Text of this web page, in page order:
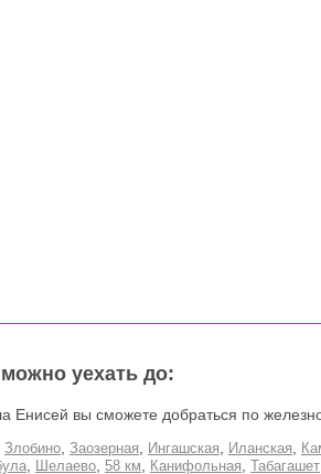
уехать до:
Енисей вы сможете добраться по
Злобино Заозерная Ингашская Иланская
Шелаево 58 км Канифольная Табагашет